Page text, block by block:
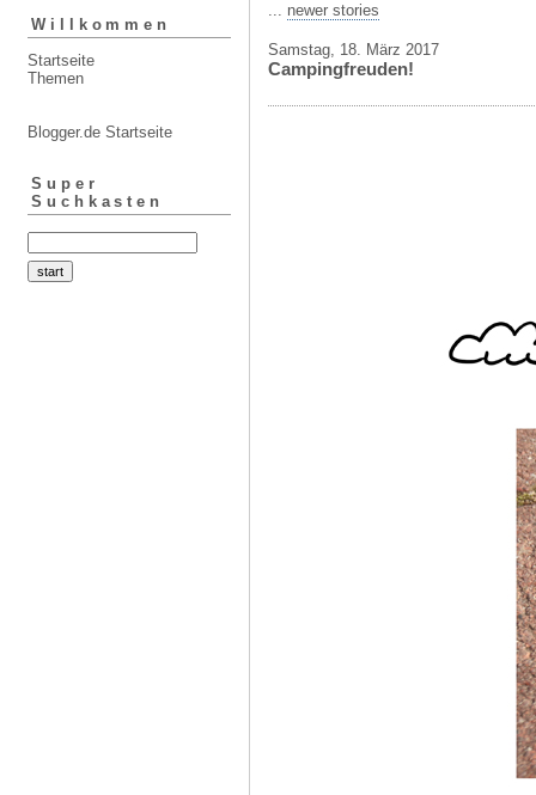
Willkommen
Startseite
Themen
Blogger.de Startseite
Super
Suchkasten
... newer stories
Samstag, 18. März 2017
Campingfreuden!